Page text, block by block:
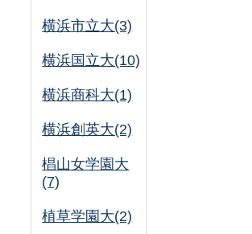
横浜市立大(3)
横浜国立大(10)
横浜商科大(1)
横浜創英大(2)
椙山女学園大
(7)
植草学園大(2)